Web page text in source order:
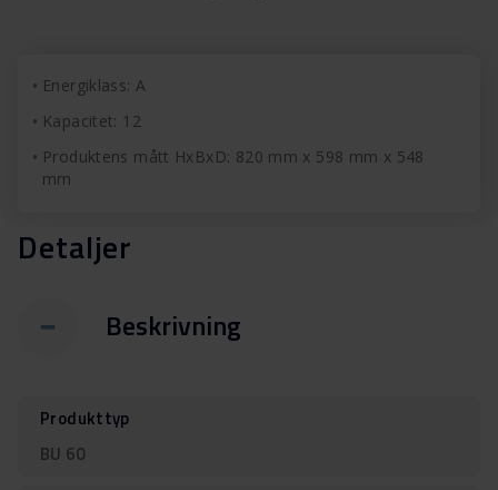
Energiklass: A
Kapacitet: 12
Produktens mått HxBxD: 820 mm x 598 mm x 548
mm
Detaljer
Beskrivning
Produkttyp
BU 60